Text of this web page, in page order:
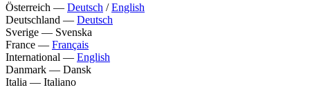
Österreich — Deutsch /English
Deutschland — Deutsch
Sverige — Svenska
France — Français
International — English
Danmark — Dansk
Italia — Italiano